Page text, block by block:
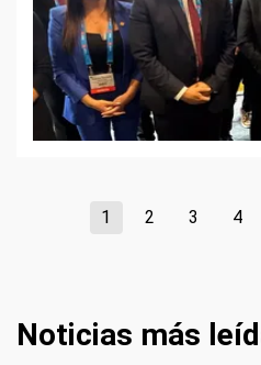
1 2 3 4
Noticias más